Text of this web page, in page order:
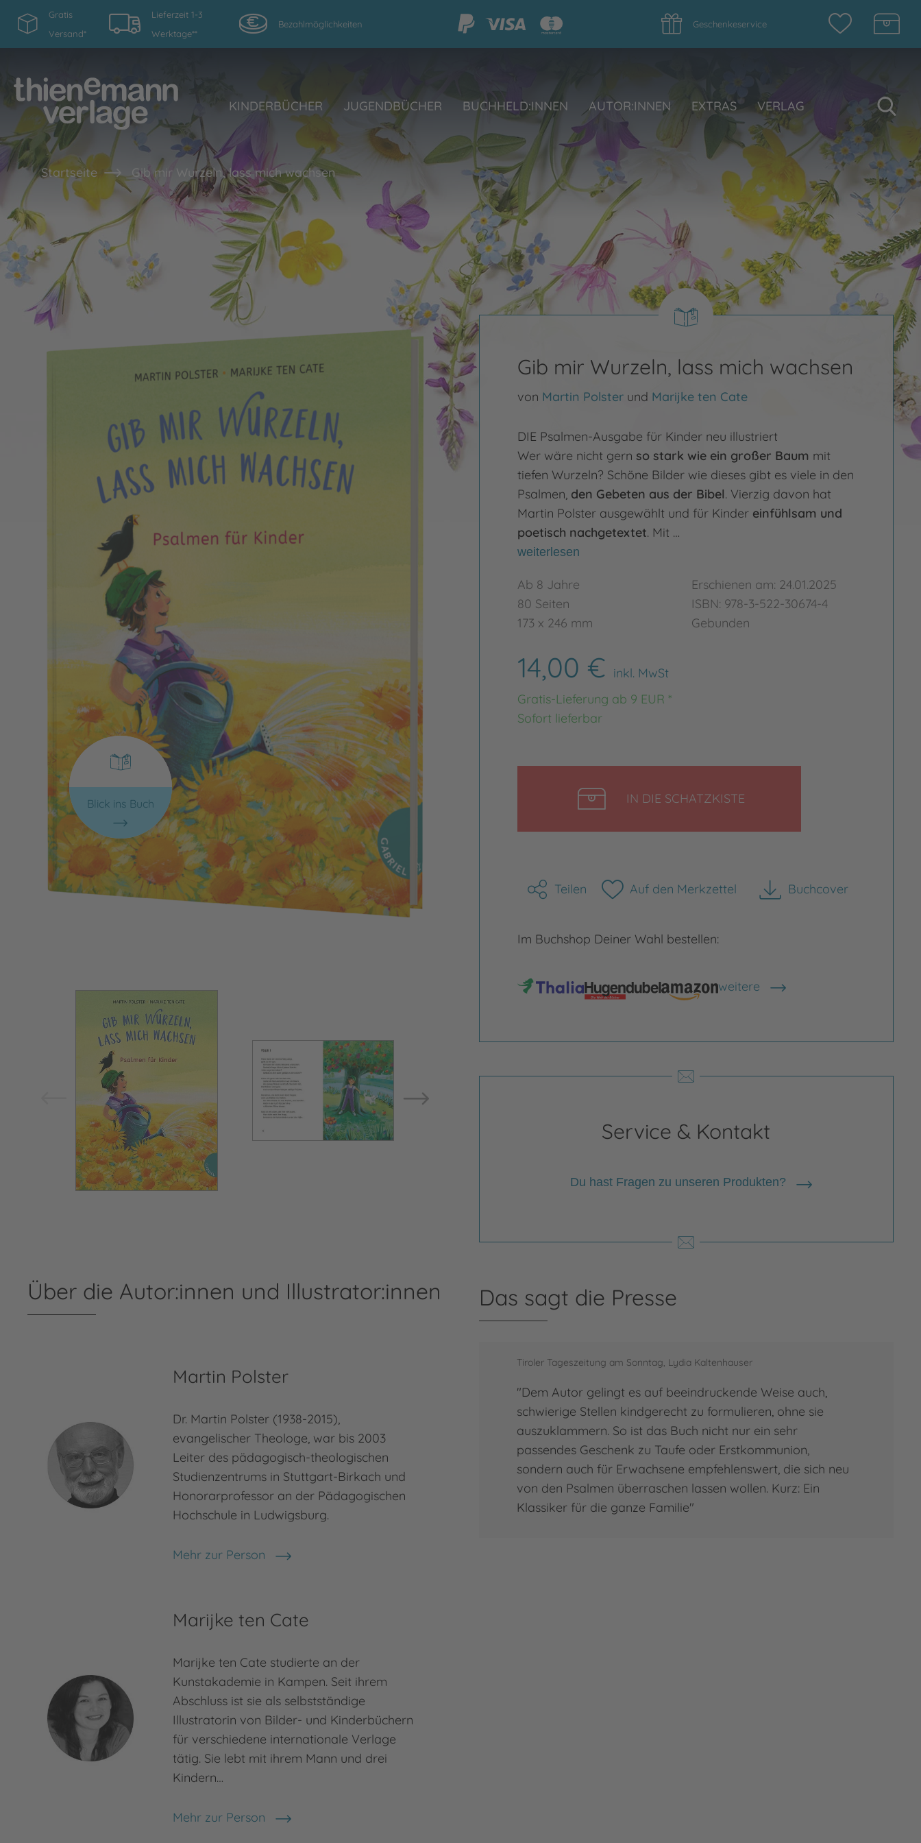
Gratis
Versand*
Lieferzeit 1-3
Werktage**
Bezahlmöglichkeiten Geschenkeservice
KINDERBÜCHER JUGENDBÜCHER BUCHHELD:INNEN AUTOR:INNEN EXTRAS VERLAG
Startseite Gib mir Wurzeln, lass mich wachsen
Blick ins Buch
Gib mir Wurzeln, lass mich wachsen
von Martin Polsterund Marijke ten Cate
DIE Psalmen-Ausgabe für Kinder neu illustriert
Wer wäre nicht gern so stark wie ein großer Baum mit
tiefen Wurzeln? Schöne Bilder wie dieses gibt es viele in den
Psalmen, den Gebeten aus der Bibel. Vierzig davon hat
Martin Polster ausgewählt und für Kinder einfühlsam und
poetisch nachgetextet. Mit …
weiterlesen
Ab 8 Jahre
80 Seiten
173 x 246 mm
Erschienen am: 24.01.2025
ISBN: 978-3-522-30674-4
Gebunden
14,00 € inkl. MwSt
Gratis-Lieferung ab 9 EUR *
Sofort lieferbar
IN DIE SCHATZKISTE
Teilen Auf den Merkzettel Buchcover
herunterladen
Im Buchshop Deiner Wahl bestellen:
weitere
Shops anzeigen
Service & Kontakt
Du hast Fragen zu unseren Produkten?
Über die Autor:innen und Illustrator:innen
Martin Polster
Dr. Martin Polster (1938-2015),
evangelischer Theologe, war bis 2003
Leiter des pädagogisch-theologischen
Studienzentrums in Stuttgart-Birkach und
Honorarprofessor an der Pädagogischen
Hochschule in Ludwigsburg.
Mehr zur Person
Martin Polster
Marijke ten Cate
Marijke ten Cate studierte an der
Kunstakademie in Kampen. Seit ihrem
Abschluss ist sie als selbstständige
Illustratorin von Bilder- und Kinderbüchern
für verschiedene internationale Verlage
tätig. Sie lebt mit ihrem Mann und drei
Kindern…
Mehr zur Person
Marijke ten Cate
Das sagt die Presse
Tiroler Tageszeitung am Sonntag, Lydia Kaltenhauser
"Dem Autor gelingt es auf beeindruckende Weise auch,
schwierige Stellen kindgerecht zu formulieren, ohne sie
auszuklammern. So ist das Buch nicht nur ein sehr
passendes Geschenk zu Taufe oder Erstkommunion,
sondern auch für Erwachsene empfehlenswert, die sich neu
von den Psalmen überraschen lassen wollen. Kurz: Ein
Klassiker für die ganze Familie"